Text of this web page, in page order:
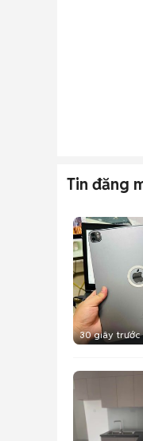
Tin đăng
30 giây trước